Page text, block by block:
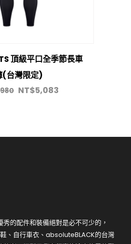
頂級平口全季節長車
(台灣限定)
NT$5,083
的配件和裝備絕對是必不可少的，
鞋、自行車衣、absoluteBLACK的台灣